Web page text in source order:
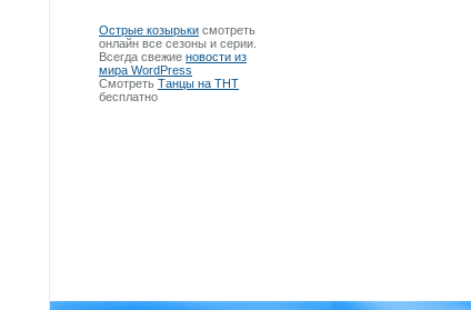
Острые козырьки смотреть
онлайн все сезоны и серии.
Всегда свежие новости из
мира WordPress
Смотреть Танцы на ТНТ
бесплатно